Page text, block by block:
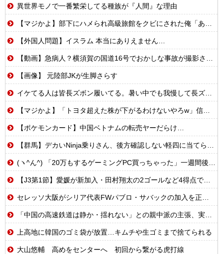
異世界モノで一番繁栄してる種族が『人間』な理由
【マジかよ】部下にハメられ高級旅館をクビにされた俺「あとは頑張れよ」→廃業寸前の元三ツ星レストランでバイトを始めた結果
【外国人問題】イスラム 本当にありえません…
【動画】急病人？横須賀の国道16号でおかしな事故が撮影される。
【画像】 元陸部JKが生脚さらす
イケてる人は皆長ズボン履いてる。暑い中でも我慢して長ズボン履いてる。半ズボンはモテ無い。厳しいって
【マジかよ】「トヨタ超えた株が下がるわけないやろw」信用全力でキオクシア買った男たちの末路まとめwww
【ポケモンカード】中国ベトナムの転売ヤーだらけ…
【群馬】デカいNinja乗りさん、後方確認しない軽四に当てられてしまう。
(ヽ^ん^) 「20万もするゲーミングPC買っちゃった」一週間後「お届け物でーす」（ヽ´ん`）「そう…」
【J3第1節】愛媛が新加入・田村翔太の2ゴールなど4得点で勝利し開幕節の首位に 隣県マッチ制した岐阜が2位 他…J3まとめ
セレッソ大阪がシリア代表FWパブロ・サバックの加入を正式発表 「何曲か一緒に歌えたらいいですね！」
「中国の高速鉄道は静か・揺れない」との親中派の主張、実際に高速鉄道を利用して検証した結果……
上高地に韓国のゴミ袋が放置…キムチや生ゴミまで捨てられる
大山悠輔 高めをセンターへ 初回から繋がる虎打線